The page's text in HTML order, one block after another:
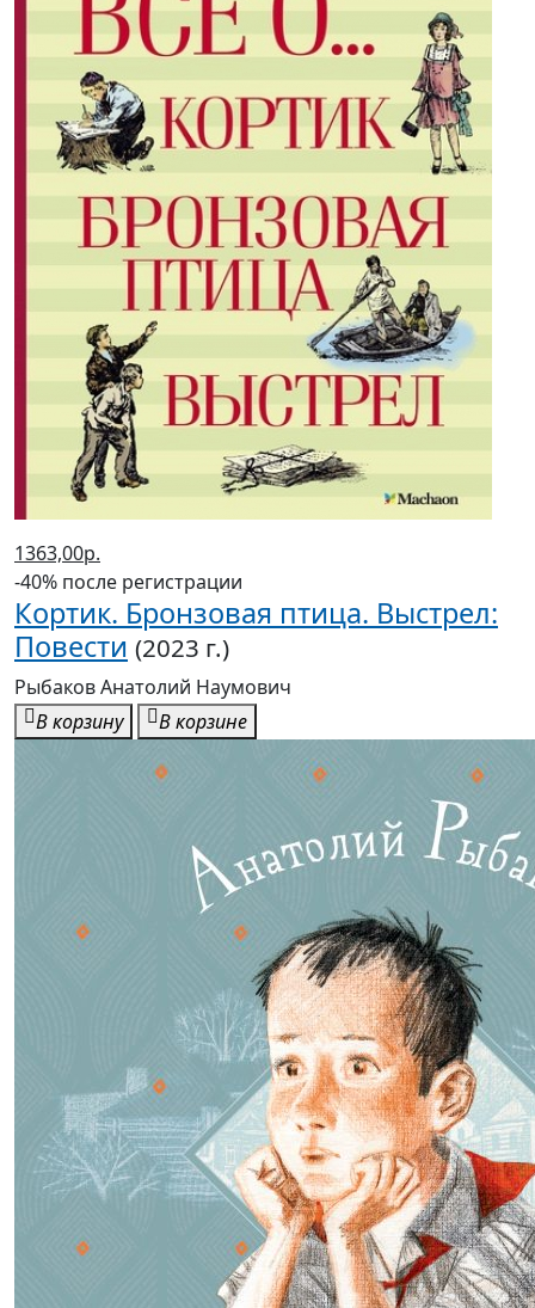
1363,00р.
-40% после регистрации
Кортик. Бронзовая птица. Выстрел:
Повести (2023 г.)
Рыбаков Анатолий Наумович
В корзину
В корзине